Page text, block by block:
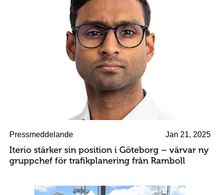
Pressmeddelande Jan 21, 2025
Iterio stärker sin position i Göteborg – värvar ny
gruppchef för trafikplanering från Ramboll